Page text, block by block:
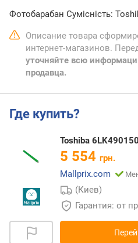
Фотобарабан Сумісність:
Описание товара
интернет-магазинов.
уточняйте всю
продавца.
Где купить?
Toshiba
5 554 грн.
Mallprix.com
(Киев)
Гарантия: от